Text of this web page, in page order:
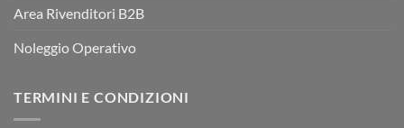
Area Rivenditori B2B
Noleggio Operativo
TERMINI E CONDIZIONI